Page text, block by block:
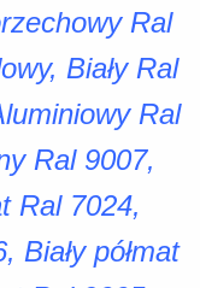
Ral
Biały Ral
Ral
Ral 9007,
Ral 7024,
Biały półmat